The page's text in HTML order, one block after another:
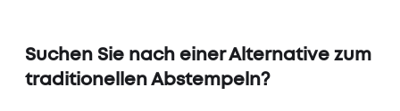
Suchen Sie nach einer Alternative zum
traditionellen Abstempeln?